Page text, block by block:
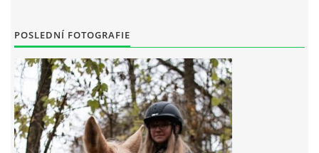
NÁHRADNÍ TERMÍN BRIGÁDY PRO TY KTEŘÍ SE
NEDOSTAVILI NA PODZIMNÍ BRIGÁDU
ČLENOVÉ RYCHVALDU 2023
7:4 (VELKÝ PÁTEK) KROUŽEK NEBUDE
POSLEDNÍ FOTOGRAFIE